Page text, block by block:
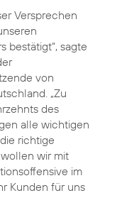
Versprechen
bestätigt“, sagte
von
„Zu
des
alle wichtigen
richtige
wir mit
im
Kunden für uns